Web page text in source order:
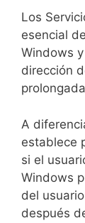
Los
esencial
Windows
dirección
A
establece
si el
Windows
del
después